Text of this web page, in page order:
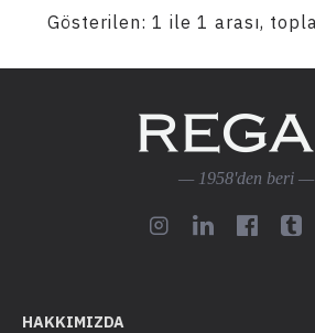
Gösterilen: 1 ile 1 arası,
— 1958'den beri —
HAKKIMIZDA